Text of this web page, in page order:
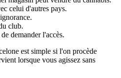
celui d'autres pays.
club.
demander l'accès.
est simple si l'on procède
lorsque vous agissez sans